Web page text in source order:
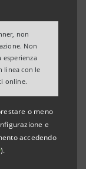
non
Non
esperienza
linea con le
online.
o meno
e
accedendo
).